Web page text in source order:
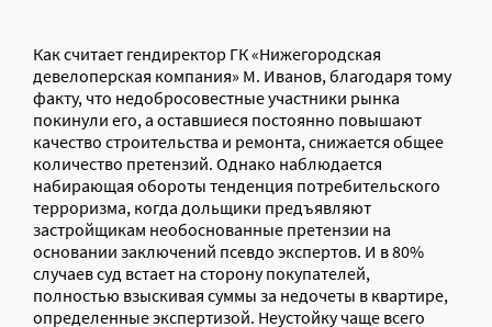
Как считает гендиректор ГК «Нижегородская
девелоперская компания» М. Иванов, благодаря тому
факту, что недобросовестные участники рынка
покинули его, а оставшиеся постоянно повышают
качество строительства и ремонта, снижается общее
количество претензий. Однако наблюдается
набирающая обороты тенденция потребительского
терроризма, когда дольщики предъявляют
застройщикам необоснованные претензии на
основании заключений псевдо экспертов. И в 80%
случаев суд встает на сторону покупателей,
полностью взыскивая суммы за недочеты в квартире,
определенные экспертизой. Неустойку чаще всего